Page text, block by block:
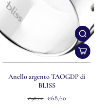
Anello argento TAOGDP di
BLISS
€98,00 €68,60